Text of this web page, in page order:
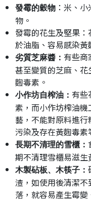
發霉的穀物 ：米、
物。
發霉的花生及堅果
於油脂、容易感染黃
劣質芝麻醬： 有些商
甚至變質的芝麻、
麴毒素。
小作坊自榨油： 有些
素，而小作坊榨油
藝，不能對原料進
污染及存在黃麴毒素
長期不清理的雪櫃：
期不清理雪櫃易滋生
木製砧板、木筷子：
渣，如使用後清潔
落，就容易產生霉變